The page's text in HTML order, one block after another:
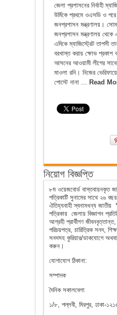
জেলা প্রশাসনের নির্বাহী
উর্মিকে প্রথমে ওএসডি ও
জনপ্রশাসন মন্ত্রণালয়।
জনপ্রশাসন মন্ত্রণালয়
এদিকে ম্যাজিস্ট্রেট তাপসী
বরখাস্ত করায় ক্ষোভ প্রকাশ
আসনের আওয়ামী লীগের
মাওলা রনি। নিজের
পোস্টে নানা ... Read
নিয়োগ বিজ্ঞপ্তি
৮ম ওয়েজবোর্ড বাস্তবায়নকৃত
পত্রিকাটি সুনামের সাথে ২৬
ঐতিহ্যবাহী স্বনামধন্য জাতীয়
পত্রিকায় জেলায় বিজ্ঞাপন
আগ্রহী প্রার্থীগণ
পরিচয়পত্র, চারিত্রিক সনদ,
সনদসহ কুরিয়ার/ডাকযোগে
করুন।
যোগাযোগ ঠিকানা:
সম্পাদক
দৈনিক সকালবেলা
১/৮, পল্লবী, মিরপুর, ঢাকা-